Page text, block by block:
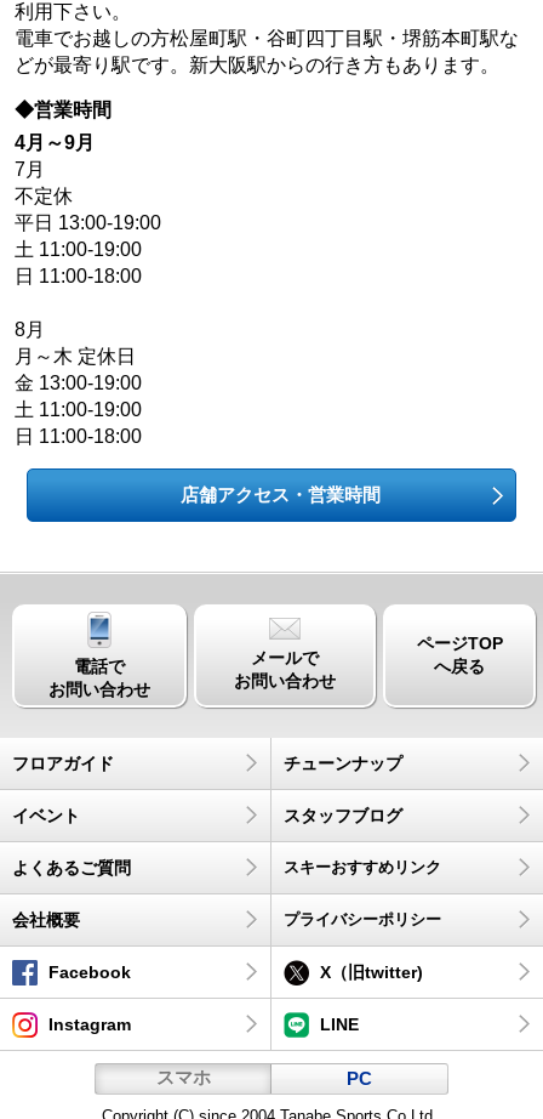
利用下さい。
電車でお越しの方松屋町駅・谷町四丁目駅・堺筋本町駅な
どが最寄り駅です。新大阪駅からの行き方もあります。
◆営業時間
4月～9月
7月
不定休
平日 13:00-19:00
土 11:00-19:00
日 11:00-18:00
8月
月～木 定休日
金 13:00-19:00
土 11:00-19:00
日 11:00-18:00
店舗アクセス・営業時間
電話で
お問い合わせ
メールで
お問い合わせ
ページTOP
へ戻る
フロアガイド チューンナップ
イベント スタッフブログ
よくあるご質問 スキーおすすめリンク
会社概要 プライバシーポリシー
Facebook X（旧twitter)
Instagram LINE
スマホ PC